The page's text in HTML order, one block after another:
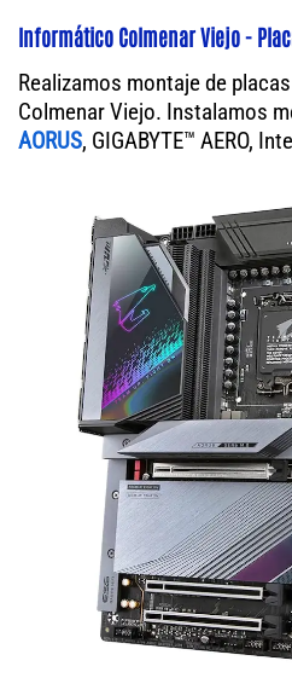
Informático Colmenar Viejo - Placa
Realizamos montaje de
Colmenar Viejo. Instalamos
AORUS, GIGABYTE™ AERO,